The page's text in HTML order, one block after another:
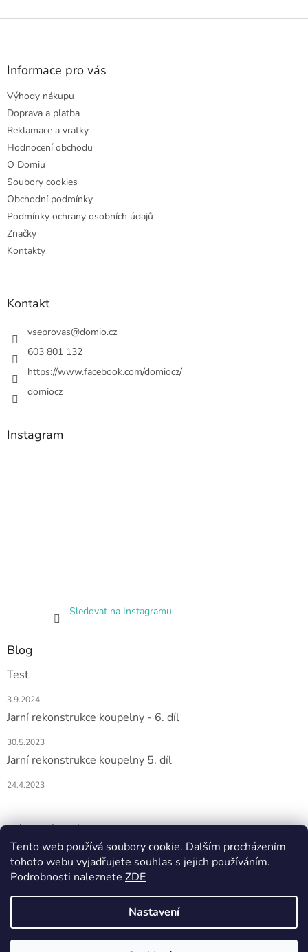
Tento web používá soubory cookie. Dalším procházením
tohoto webu vyjadřujete souhlas s jejich používáním.
Podrobnosti naleznete ZDE
Nastavení
Z
Informace pro vás
Výhody nákupu
Doprava a platba
Reklamace a vratky
Hodnocení obchodu
O Domiu
Soubory cookies
Obchodní podmínky
Podmínky ochrany osobních údajů
Značky
Kontakty
Kontakt
vseprovas@domio.cz
603 801 132
https://www.facebook.com/domiocz/
domiocz
Instagram
Sledovat na Instagramu
Blog
Test
3.9.2024
Jarní rekonstrukce koupelny - 6. díl
30.5.2023
Jarní rekonstrukce koupelny 5. díl
24.4.2023
Nákupní košík
0KS /0 KČ
Vytvořil Shoptet